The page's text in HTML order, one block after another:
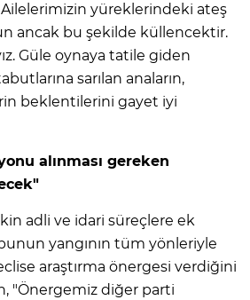
yüreklerindeki ateş
ancak bu şekilde küllencektir.
Güle oynaya tatile giden
sarılan anaların,
beklentilerini gayet iyi
alınması gereken
adli ve idari süreçlere ek
yangının tüm yönleriyle
araştırma önergesi verdiğini
"Önergemiz diğer parti